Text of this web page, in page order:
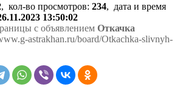
, кол-во просмотров: 234, дата и время
13:50:02
с объявлением Откачка
astrakhan.ru/board/Otkachka-slivnyh-